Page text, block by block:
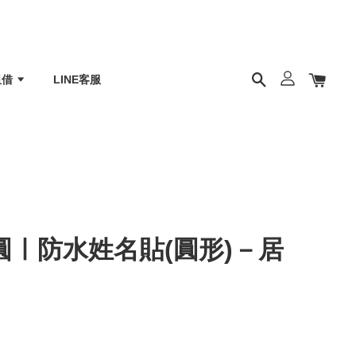
LINE客服
ㅣ防水姓名貼(圓形)－居